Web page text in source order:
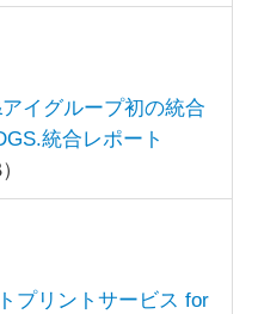
イグループ初の統合
統合レポート
プリントサービス for